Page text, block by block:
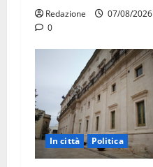
Redazione
07/08/2026
0
In città Politica